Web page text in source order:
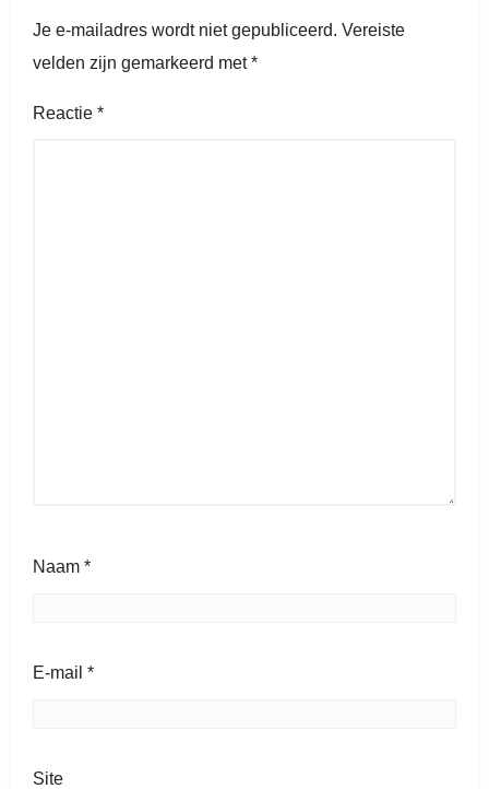
Je e-mailadres wordt niet gepubliceerd. Vereiste
velden zijn gemarkeerd met*
Reactie *
Naam *
E-mail *
Site